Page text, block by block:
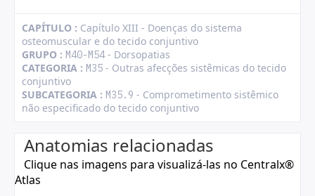
CAPÍTULO : Capítulo XIII - Doenças do sistema
osteomuscular e do tecido conjuntivo
GRUPO : M40-M54- Dorsopatias
CATEGORIA : M35 - Outras afecções sistêmicas do tecido
conjuntivo
SUBCATEGORIA : M35.9 - Comprometimento sistêmico
não especificado do tecido conjuntivo
Anatomias relacionadas
Clique nas imagens para visualizá-las no Centralx®
Atlas